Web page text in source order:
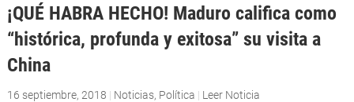
¡QUÉ HABRA HECHO! Maduro califica como
“histórica, profunda y exitosa” su visita a
China
16 septiembre, 2018 | Noticias, Política | Leer Noticia